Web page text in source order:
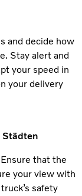
and decide how
Stay alert and
your speed in
your delivery
Städten
that the
your view with
safety